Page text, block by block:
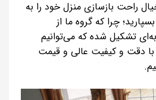
راحت بازسازی منزل خود را به
چرا که گروه ما از
تشکیل شده که می‌توانیم
با دقت و کیفیت عالی و قیمت